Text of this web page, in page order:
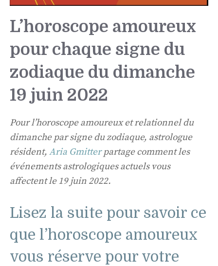
L’horoscope amoureux
pour chaque signe du
zodiaque du dimanche
19 juin 2022
Pour l’horoscope amoureux et relationnel du
dimanche par signe du zodiaque, astrologue
résident, Aria Gmitterpartage comment les
événements astrologiques actuels vous
affectent le 19 juin 2022.
Lisez la suite pour savoir ce
que l’horoscope amoureux
vous réserve pour votre